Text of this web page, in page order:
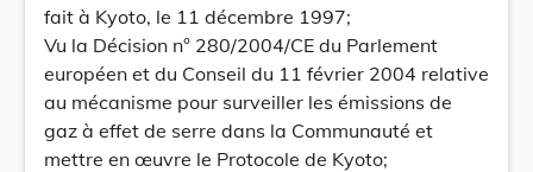
fait à Kyoto, le 11 décembre 1997;
Vu la Décision n° 280/2004/CE du Parlement
européen et du Conseil du 11 février 2004 relative
au mécanisme pour surveiller les émissions de
gaz à effet de serre dans la Communauté et
mettre en œuvre le Protocole de Kyoto;